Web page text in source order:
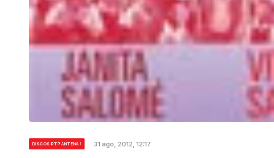
DISCOS RTP ANTENA 1 31 ago, 2012, 12:17